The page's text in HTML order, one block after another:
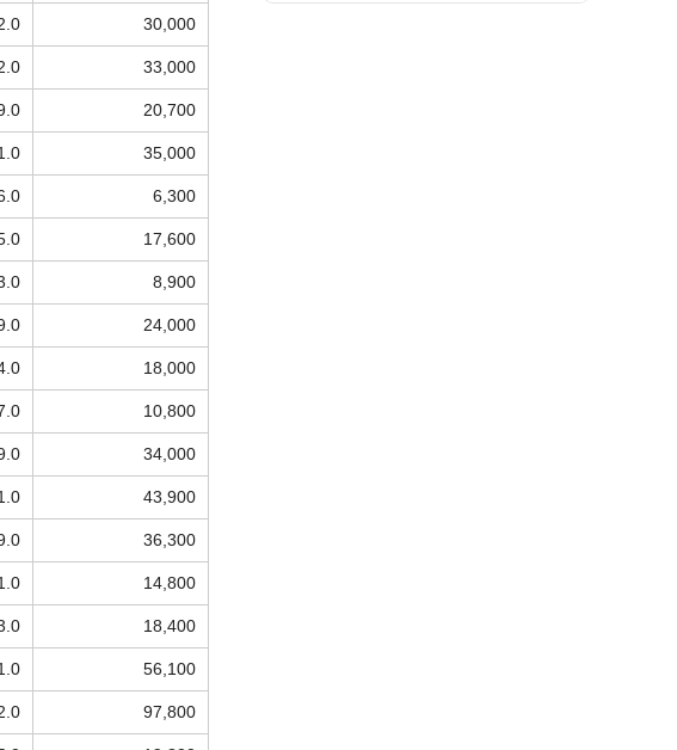
30,000
33,000
20,700
35,000
6,300
17,600
8,900
24,000
18,000
10,800
34,000
43,900
36,300
14,800
18,400
56,100
97,800